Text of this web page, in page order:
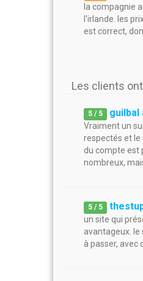
la compagnie
l'irlande. les
est correct,
Les clients
5 / 5 guilbal
Vraiment un
respectés et le
du compte est
nombreux,
5 / 5
un site qui
avantageux. le
à passer, avec